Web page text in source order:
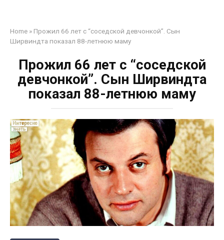
Home » Прожил 66 лет с “соседской девчонкой”. Сын
Ширвиндта показал 88-летнюю маму
Прожил 66 лет с “соседской
девчонкой”. Сын Ширвиндта
показал 88-летнюю маму